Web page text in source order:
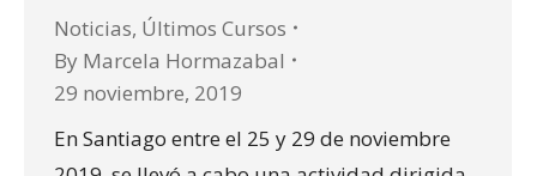
Noticias, Últimos Cursos
By Marcela Hormazabal
29 noviembre, 2019
En Santiago entre el 25 y 29 de noviembre